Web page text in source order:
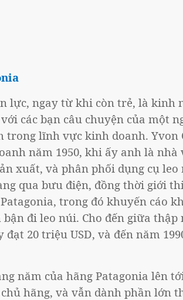
lực, ngay từ khi còn trẻ, là kinh
các bạn câu chuyện của một
trong lĩnh vực kinh doanh. Yvon
năm 1950, khi ấy anh là nhà
xuất, và phân phối dụng cụ leo
qua bưu điện, đồng thời giới
trong đó khuyến cáo
đi leo núi. Cho đến giữa thập
20 triệu USD, và đến năm
năm của hãng Patagonia lên
hãng, và vẫn dành phần lớn